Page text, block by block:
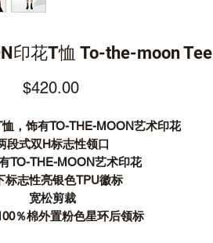
印花T恤 To-the-moon Tee
$420.00Price
，饰有TO-THE-MOON艺术印花
段式双H标志性领口
TO-THE-MOON艺术印花
标志性亮银色TPU徽标
宽松剪裁
％棉外置粉色星环后领标